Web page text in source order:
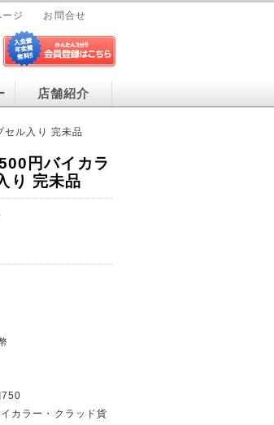
ジ お問合せ
店舗紹介
ル入り 完未品
円バイカラ
り 完未品
カラー・クラッド貨